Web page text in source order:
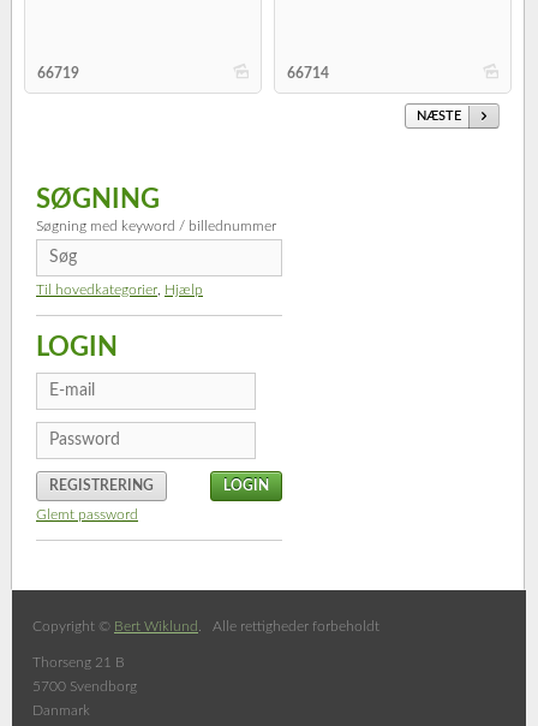
b
66719 b
66714
NÆSTE
SØGNING
Søgning med keyword / billednummer
Til hovedkategorier Hjælp
LOGIN
REGISTRERING
Glemt password
Copyright © Bert Wiklund . Alle rettigheder forbeholdt
Thorseng 21 B
5700 Svendborg
Danmark